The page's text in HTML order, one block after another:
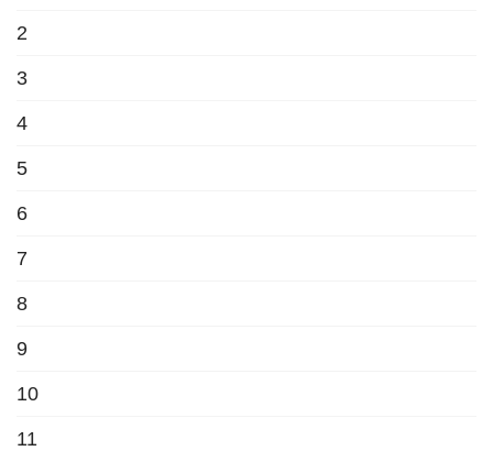
2
3
4
5
6
7
8
9
10
11